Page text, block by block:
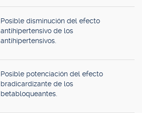
Posible disminución del efecto
antihipertensivo de los
antihipertensivos.
Posible potenciación del efecto
bradicardizante de los
betabloqueantes.